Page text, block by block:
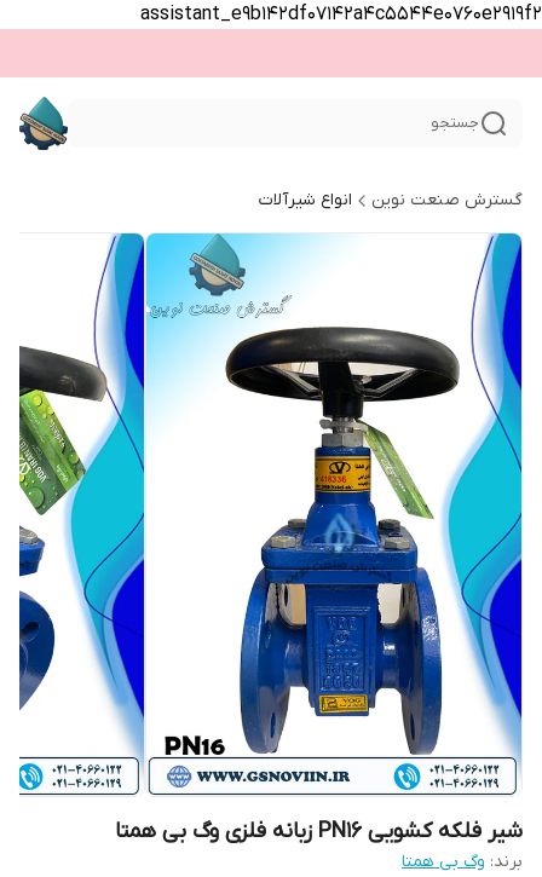
assistant_e9b142df07142a4c5544e0760e2919f2
جستجو
گسترش صنعت نوین انواع شیرآلات
شیر فلکه کشویی PN16 زبانه فلزی وگ بی همتا
برند: وگ بی همتا